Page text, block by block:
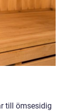
till ömsesidig